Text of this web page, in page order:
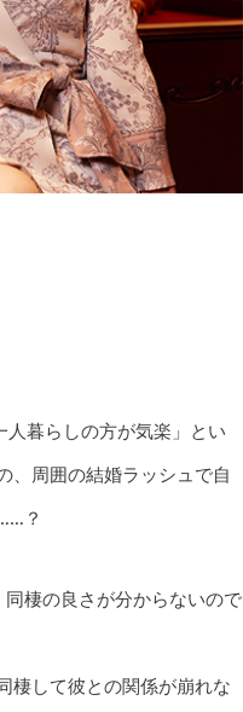
暮らしの方が気楽」とい
、周囲の結婚ラッシュで自
？
棲の良さが分からないので
棲して彼との関係が崩れな